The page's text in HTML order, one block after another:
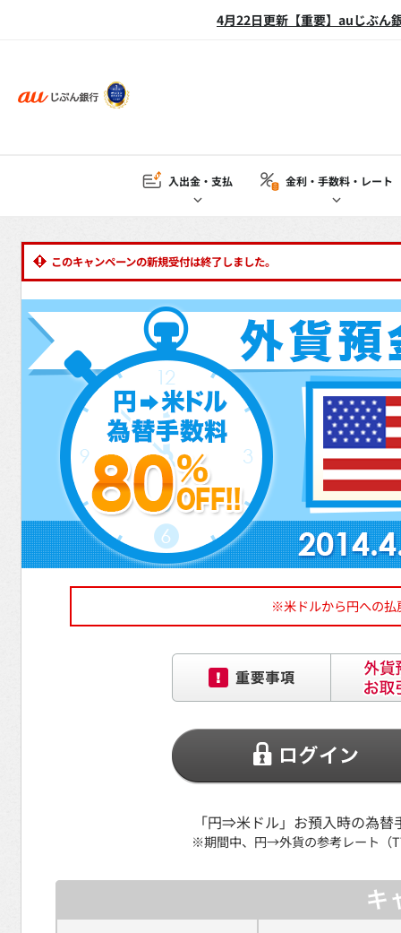
4月22日更新【重要】auじぶん
入出金・支払 金利・手数料・レート
このキャンペーンの新規受付は終了しました。
※米ドルから円への
「円⇒米ドル」お預入時の為
※期間中、円→外貨の参考レート（